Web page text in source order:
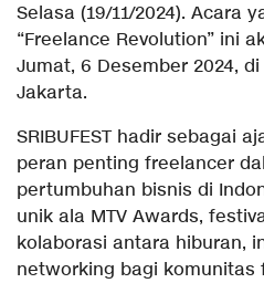
Selasa (19/11/2024). Acara
“Freelance Revolution” ini
Jumat, 6 Desember 2024,
Jakarta.
SRIBUFEST hadir sebagai
peran penting freelancer
pertumbuhan bisnis di
unik ala MTV Awards,
kolaborasi antara hiburan,
networking bagi komunitas